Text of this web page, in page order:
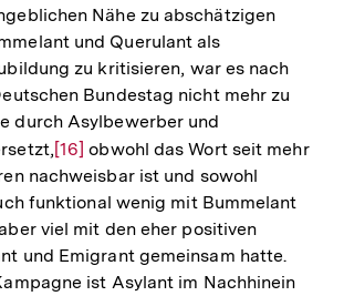
Nähe zu abschätzigen
und Querulant als
zu kritisieren, war es nach
Bundestag nicht mehr zu
durch Asylbewerber und
Zur
Auflösung
der
Fußnote
[16] obwohl das Wort seit mehr
nachweisbar ist und sowohl
funktional wenig mit Bummelant
viel mit den eher positiven
und Emigrant gemeinsam hatte.
ist Asylant im Nachhinein